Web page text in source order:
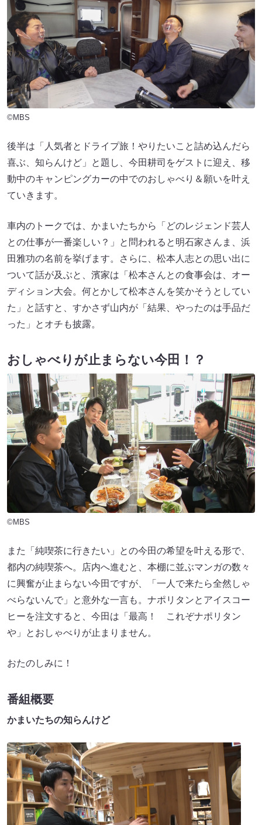
©MBS
後半は「人気者とドライプ旅！やりたいこと詰め込んだら
喜ぶ、知らんけど」と題し、今田耕司をゲストに迎え、移
動中のキャンピングカーの中でのおしゃべり＆願いを叶え
ていきます。
車内のトークでは、かまいたちから「どのレジェンド芸人
との仕事が一番楽しい？」と問われると明石家さんま、浜
田雅功の名前を挙げます。さらに、松本人志との思い出に
ついて話が及ぶと、濱家は「松本さんとの食事会は、オー
ディション大会。何とかして松本さんを笑かそうとしてい
た」と話すと、すかさず山内が「結果、やったのは手品だ
った」とオチも披露。
おしゃべりが止まらない今田！？
©MBS
また「純喫茶に行きたい」との今田の希望を叶える形で、
都内の純喫茶へ。店内へ進むと、本棚に並ぶマンガの数々
に興奮が止まらない今田ですが、「一人で来たら全然しゃ
べらないんで」と意外な一言も。ナポリタンとアイスコー
ヒーを注文すると、今田は「最高！ これぞナポリタン
や」とおしゃべりが止まりません。
おたのしみに！
番組概要
かまいたちの知らんけど